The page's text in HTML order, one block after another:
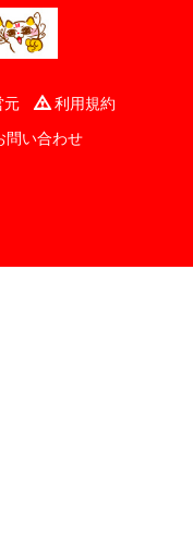
元
利用規約
問い合わせ